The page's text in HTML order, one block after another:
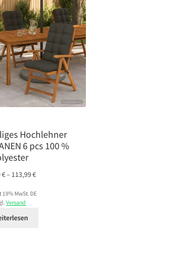
Hochlehner
6 pcs 100 %
€– 113,99€Preisspanne:
bis
19% MwSt. DE
Versand